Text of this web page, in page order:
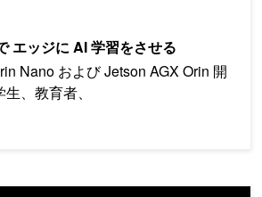
エッジに AI 学習をさせる
Nano および Jetson AGX Orin 開
、教育者、